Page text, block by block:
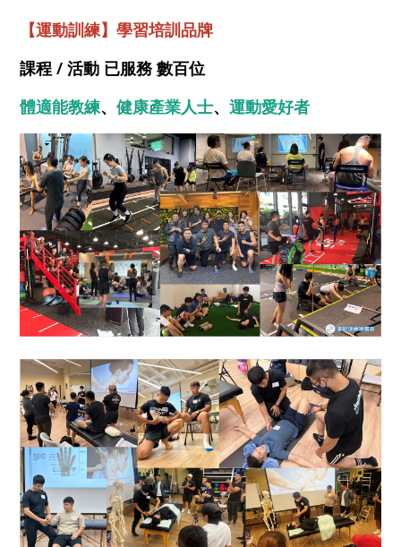
【運動訓練】學習培訓品牌
課程 / 活動 已服務 數百位
體適能教練、健康產業人士、運動愛好者